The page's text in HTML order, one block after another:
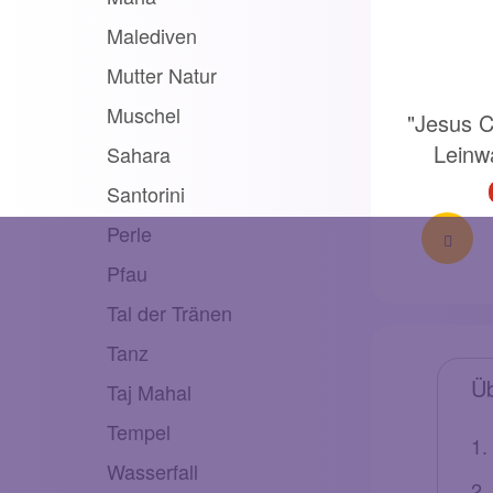
Malediven
Mutter Natur
Muschel
Sahara
Santorini
Perle
Pfau
Tal der Tränen
Tanz
Taj Mahal
Tempel
Wasserfall
"Jesus